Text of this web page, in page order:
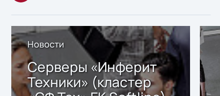
Новости
Серверы «Инферит
Техники» (кластер